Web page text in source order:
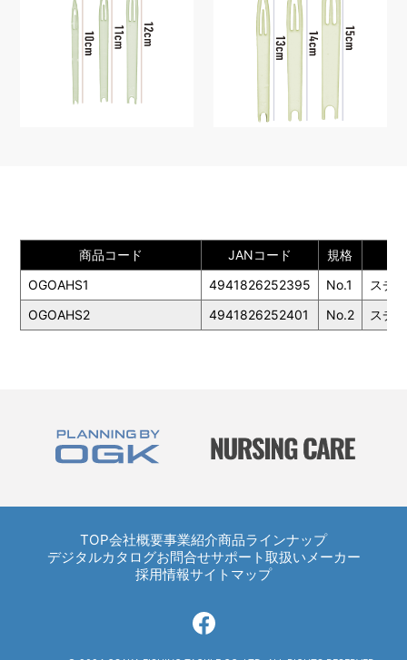
商品コード JANコード 規格
OGOAHS1
4941826252395 No.1
スチ
OGOAHS2
4941826252401 No.2 スチ
TOP会社概要事業紹介商品ラインナップ
デジタルカタログお問合せサポート取扱いメーカー
採用情報サイトマップ